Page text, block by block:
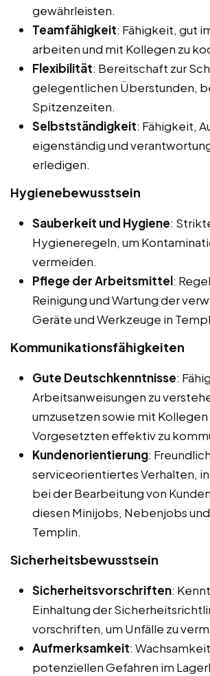
gewährleisten.
Teamfähigkeit: Fähigkeit, gut
arbeiten und mit Kollegen zu
Flexibilität: Bereitschaft zur
gelegentlichen Überstunden,
Spitzenzeiten.
Selbstständigkeit: Fähigkeit,
eigenständig und
erledigen.
Hygienebewusstsein
Sauberkeit und Hygiene:
Hygieneregeln, um
vermeiden.
Pflege der Arbeitsmittel:
Reinigung und Wartung der
Geräte und Werkzeuge in
Kommunikationsfähigkeiten
Gute Deutschkenntnisse:
Arbeitsanweisungen zu
umzusetzen sowie mit Kollegen
Vorgesetzten effektiv zu
Kundenorientierung:
serviceorientiertes Verhalten,
bei der Bearbeitung von
diesen Minijobs, Nebenjobs
Templin.
Sicherheitsbewusstsein
Sicherheitsvorschriften:
Einhaltung der
vorschriften, um Unfälle zu
Aufmerksamkeit:
potenziellen Gefahren im